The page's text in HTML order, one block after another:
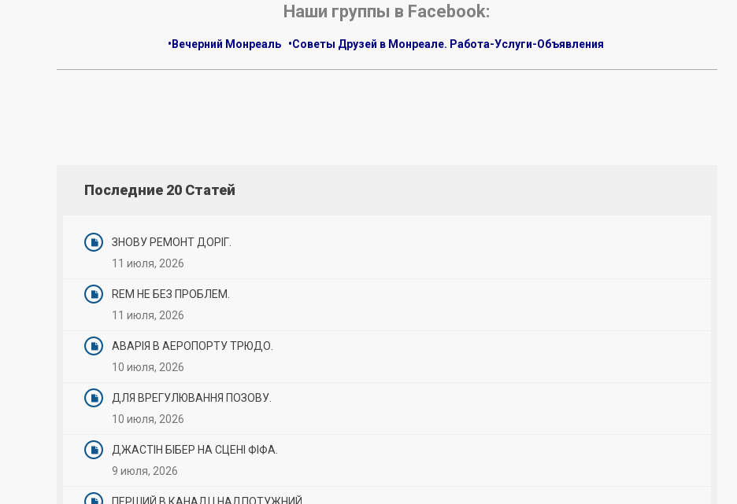
Наши группы в Facebook:
•Вечерний Монреаль •Советы Друзей в Монреале. Работа-Услуги-Объявления
Последние 20 Статей
ЗНОВУ РЕМОНТ ДОРІГ.
11 июля, 2026
REM НЕ БЕЗ ПРОБЛЕМ.
11 июля, 2026
АВАРІЯ В АЕРОПОРТУ ТРЮДО.
10 июля, 2026
ДЛЯ ВРЕГУЛЮВАННЯ ПОЗОВУ.
10 июля, 2026
ДЖАСТІН БІБЕР НА СЦЕНІ ФІФА.
9 июля, 2026
ПЕРШИЙ В КАНАДІ І НАДПОТУЖНИЙ.